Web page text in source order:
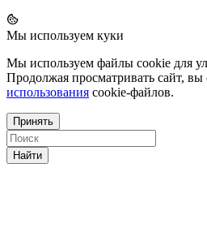
Мы используем куки
Мы используем файлы cookie для
Продолжая просматривать сайт, вы
использования cookie-файлов.
Принять
Найти